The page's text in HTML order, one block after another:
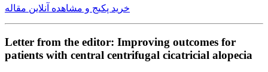
خرید پکیج و مشاهده آنلاین مقاله
Letter from the editor: Improving outcomes for
patients with central centrifugal cicatricial alopecia